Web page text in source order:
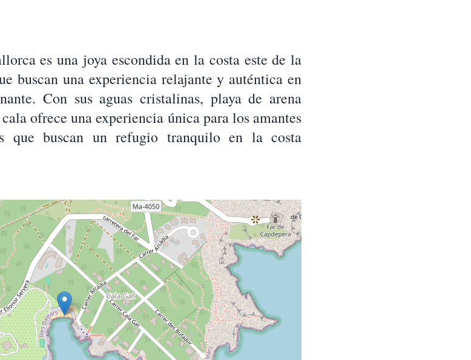
es una joya escondida en la costa este de la
buscan una experiencia relajante y auténtica en
Con sus aguas cristalinas, playa de arena
ofrece una experiencia única para los amantes
que buscan un refugio tranquilo en la costa